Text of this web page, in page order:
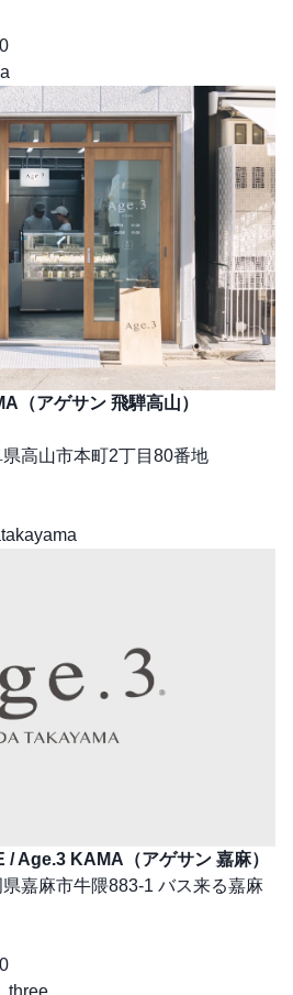
（アゲサン 飛騨高山）
高山市本町2丁目80番地
Age.3 KAMA（アゲサン 嘉麻）
嘉麻市牛隈883-1 バス来る嘉麻